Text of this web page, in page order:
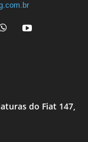
do Fiat 147,